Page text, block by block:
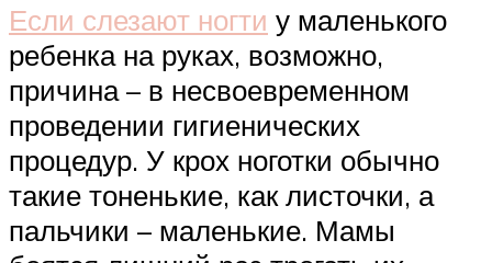
Если слезают ногти у маленького
ребенка на руках, возможно,
причина – в несвоевременном
проведении гигиенических
процедур. У крох ноготки обычно
такие тоненькие, как листочки, а
пальчики – маленькие. Мамы